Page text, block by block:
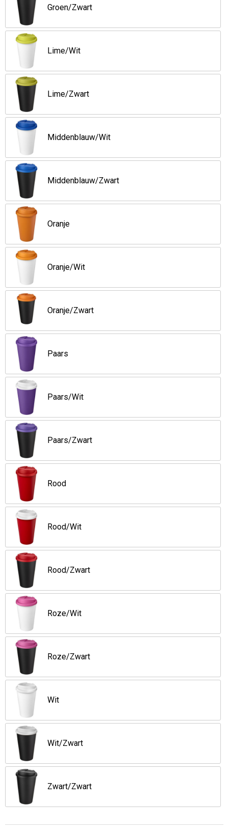
Groen/Zwart
Lime/Wit
Lime/Zwart
Middenblauw/Wit
Middenblauw/Zwart
Oranje
Oranje/Wit
Oranje/Zwart
Paars
Paars/Wit
Paars/Zwart
Rood
Rood/Wit
Rood/Zwart
Roze/Wit
Roze/Zwart
Wit
Wit/Zwart
Zwart/Zwart